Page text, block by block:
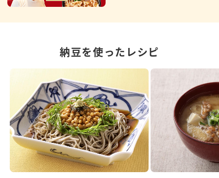
納豆を使ったレシピ